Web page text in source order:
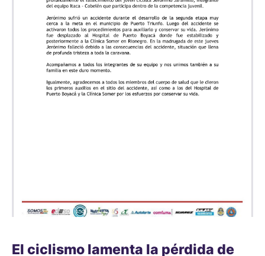
El ciclismo lamenta la pérdida de